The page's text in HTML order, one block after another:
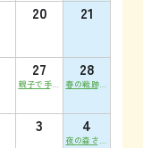
20 21
27
親子で手作
28
春の戦跡め
3 4
夜の森さく